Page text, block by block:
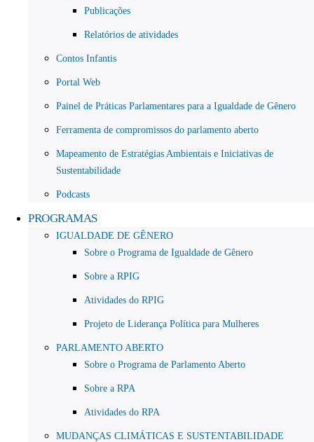
Publicações
Relatórios de atividades
Contos Infantis
Portal Web
Painel de Práticas Parlamentares para a Igualdade de Gênero
Ferramenta de compromissos do parlamento aberto
Mapeamento de Estratégias Ambientais e Iniciativas de
Sustentabilidade
Podcasts
PROGRAMAS
IGUALDADE DE GÊNERO
Sobre o Programa de Igualdade de Gênero
Sobre a RPIG
Atividades do RPIG
Projeto de Liderança Política para Mulheres
PARLAMENTO ABERTO
Sobre o Programa de Parlamento Aberto
Sobre a RPA
Atividades do RPA
MUDANÇAS CLIMÁTICAS E SUSTENTABILIDADE